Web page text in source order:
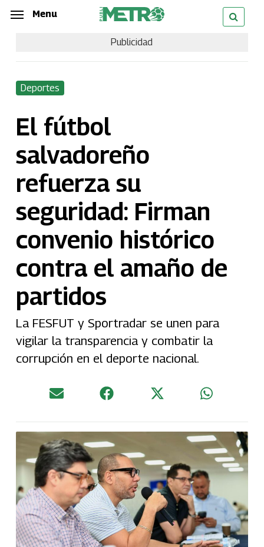
Skip
content
Menu
Publicidad
Deportes
El fútbol
salvadoreño
refuerza su
seguridad: Firman
convenio histórico
contra el amaño de
partidos
La FESFUT y Sportradar se unen para
vigilar la transparencia y combatir la
corrupción en el deporte nacional.
Menu